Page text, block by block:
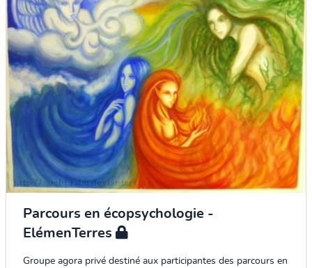
Parcours en écopsychologie -
ElémenTerres
Groupe agora privé destiné aux participantes des parcours en